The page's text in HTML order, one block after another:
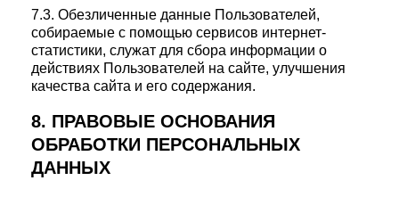
7.3. Обезличенные данные Пользователей,
собираемые с помощью сервисов интернет-
статистики, служат для сбора информации о
действиях Пользователей на сайте, улучшения
качества сайта и его содержания.
8. ПРАВОВЫЕ ОСНОВАНИЯ
ОБРАБОТКИ ПЕРСОНАЛЬНЫХ
ДАННЫХ